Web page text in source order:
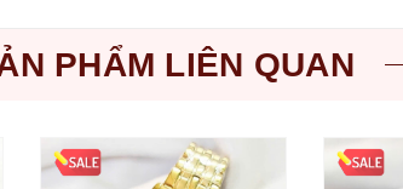
PHẨM LIÊN QUAN